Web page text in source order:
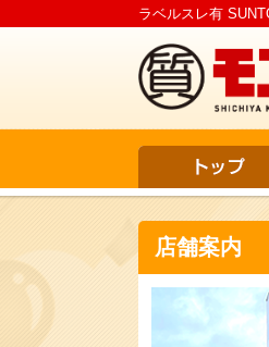
ラベルスレ有
店舗案内